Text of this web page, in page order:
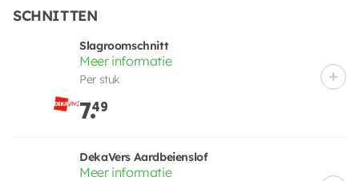
SCHNITTEN
Slagroomschnitt
Meer informatie
Per stuk
7.49
DekaVers Aardbeienslof
Meer informatie